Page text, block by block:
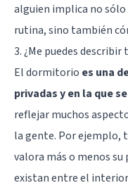
alguien implica no sólo
rutina, sino también
3. ¿Me puedes
El dormitorio es una
privadas y en la que
reflejar muchos
la gente. Por ejemplo,
valora más o menos su
existan entre el